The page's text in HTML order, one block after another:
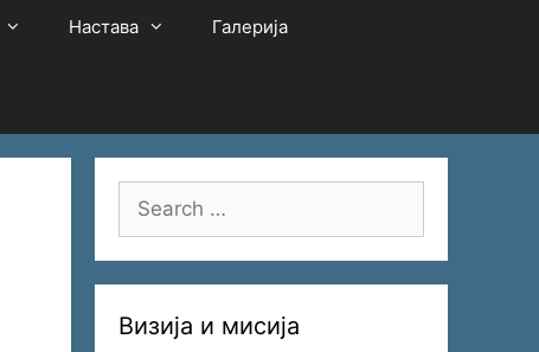
Настава Галерија
Search
for:
Визија и мисија